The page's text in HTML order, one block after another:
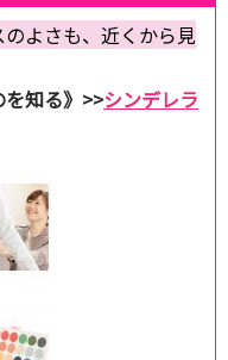
よさも、近くから見
知る》>>シンデレラ